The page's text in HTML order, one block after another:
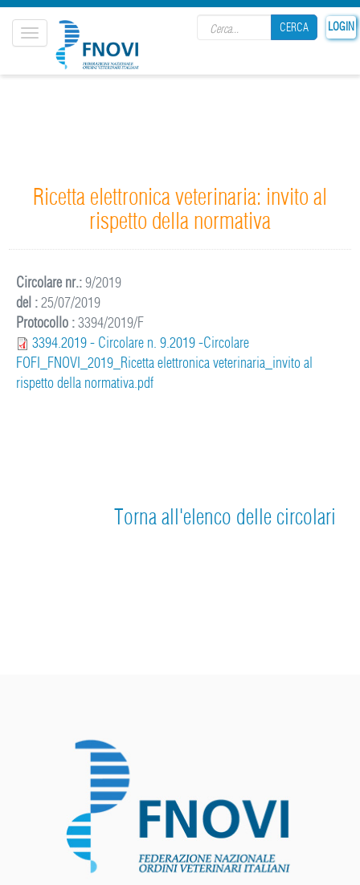
LOGIN
CERCA
Toggle
navigation
Ricetta elettronica veterinaria: invito al
rispetto della normativa
Circolare nr.:9/2019
del :25/07/2019
Protocollo :3394/2019/F
3394.2019 - Circolare n. 9.2019 -Circolare
FOFI_FNOVI_2019_Ricetta elettronica veterinaria_invito al
rispetto della normativa.pdf
Torna all'elenco delle circolari